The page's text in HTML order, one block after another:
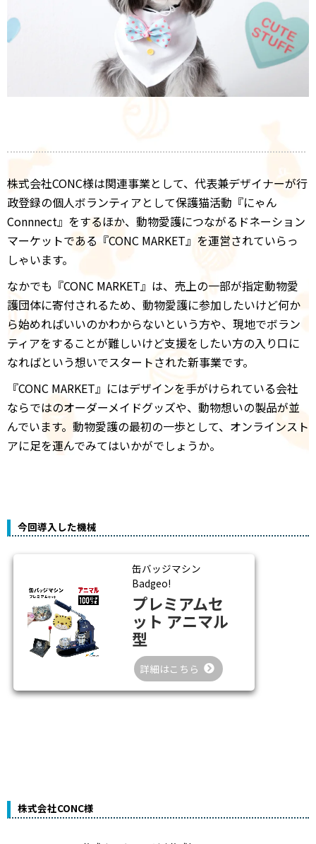
株式会社CONC様は関連事業として、代表兼デザイナーが行
政登録の個人ボランティアとして保護猫活動『にゃん
Connnect』をするほか、動物愛護につながるドネーション
マーケットである『CONC MARKET』を運営されていらっ
しゃいます。
なかでも『CONC MARKET』は、売上の一部が指定動物愛
護団体に寄付されるため、動物愛護に参加したいけど何か
ら始めればいいのかわからないという方や、現地でボラン
ティアをすることが難しいけど支援をしたい方の入り口に
なればという想いでスタートされた新事業です。
『CONC MARKET』にはデザインを手がけられている会社
ならではのオーダーメイドグッズや、動物想いの製品が並
んでいます。動物愛護の最初の一歩として、オンラインスト
アに足を運んでみてはいかがでしょうか。
今回導入した機械
缶バッジマシン
Badgeo!
プレミアムセ
ット アニマル
型
詳細はこちら
株式会社CONC様